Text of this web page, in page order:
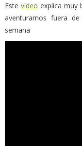
Estevídeo explica muy
aventurarnos fuera
semana